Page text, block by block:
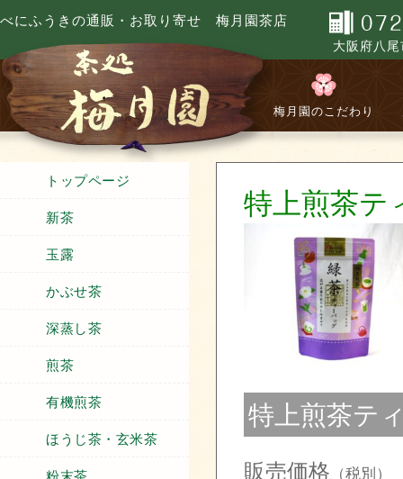
べにふうきの通販・お取り寄せ 梅月園茶店
大阪府八
梅月園のこだわり
トップページ
新茶
玉露
かぶせ茶
深蒸し茶
煎茶
有機煎茶
ほうじ茶・玄米茶
粉末茶
特上煎茶テ
特上煎茶テ
販売価格 （税別）